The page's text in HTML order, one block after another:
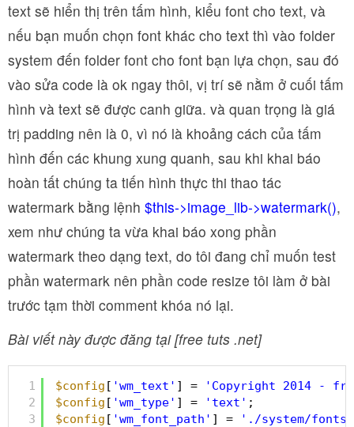
text sẽ hiển thị trên tấm hình, kiểu font cho text, và
nếu bạn muốn chọn font khác cho text thì vào folder
system đến folder font cho font bạn lựa chọn, sau đó
vào sửa code là ok ngay thôi, vị trí sẽ nằm ở cuối tấm
hình và text sẽ được canh giữa. và quan trọng là giá
trị padding nên là 0, vì nó là khoảng cách của tấm
hình đến các khung xung quanh, sau khi khai báo
hoàn tất chúng ta tiến hình thực thi thao tác
watermark bằng lệnh $this->image_lib->watermark(),
xem như chúng ta vừa khai báo xong phần
watermark theo dạng text, do tôi đang chỉ muốn test
phần watermark nên phần code resize tôi làm ở bài
trước tạm thời comment khóa nó lại.
Bài viết này được đăng tại [free tuts .net]
1
2
3
$config [ 'wm_text' ] =
'Copyright 2014 -
$config [ 'wm_type' ] = 'text' ;
$config [ 'wm_font_path' ] =
'./system/